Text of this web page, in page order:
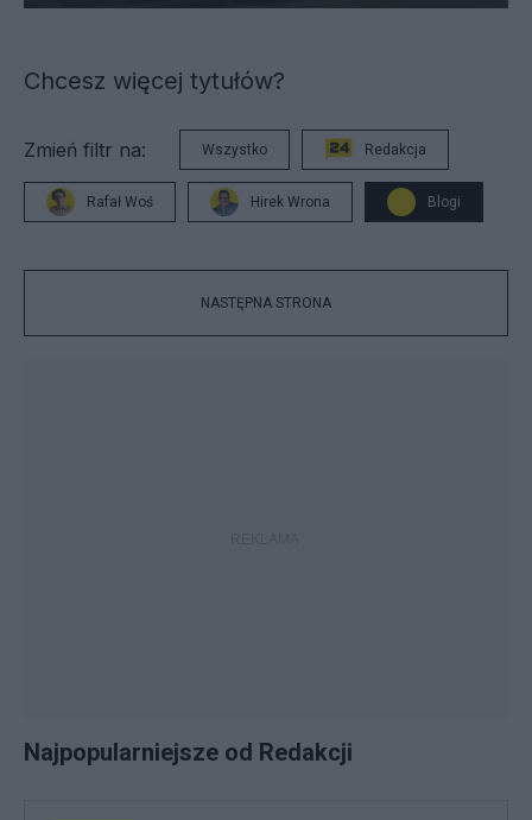
Chcesz więcej tytułów?
Zmień filtr na: Wszystko Redakcja
Rafał Woś Hirek Wrona Blogi
NASTĘPNA STRONA
Najpopularniejsze od Redakcji